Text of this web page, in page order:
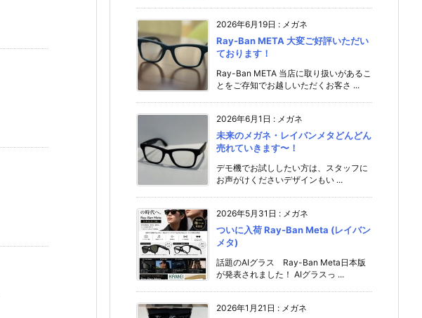
2026年6月19日 : メガネ
Ray-Ban META 大変ご好評いただい
ております！
Ray-Ban META 当店に取り扱いがあるこ
とをご存知でお越しいただくお客さ ...
2026年6月1日 : メガネ
未来のメガネ・レイバンメタどんどん
売れていきます〜！
デモ機でお試ししたい方は、スタッフに
お声がけください️デザインもい ...
2026年5月31日 : メガネ
ついに入荷 Ray-Ban Meta (レイバン
メタ)
話題のAIグラス Ray-Ban Meta日本版
が発表されました！ AIグラスっ ...
2026年1月21日 : メガネ